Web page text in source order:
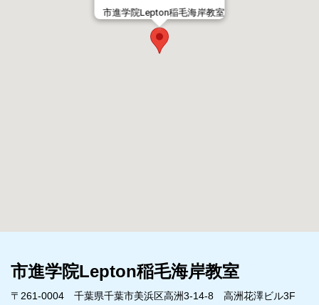
市進学院Lepton稲毛海岸教室
市進学院Lepton稲毛海岸教室
〒261-0004 千葉県千葉市美浜区高洲3-14-8 高洲花澤ビル3F